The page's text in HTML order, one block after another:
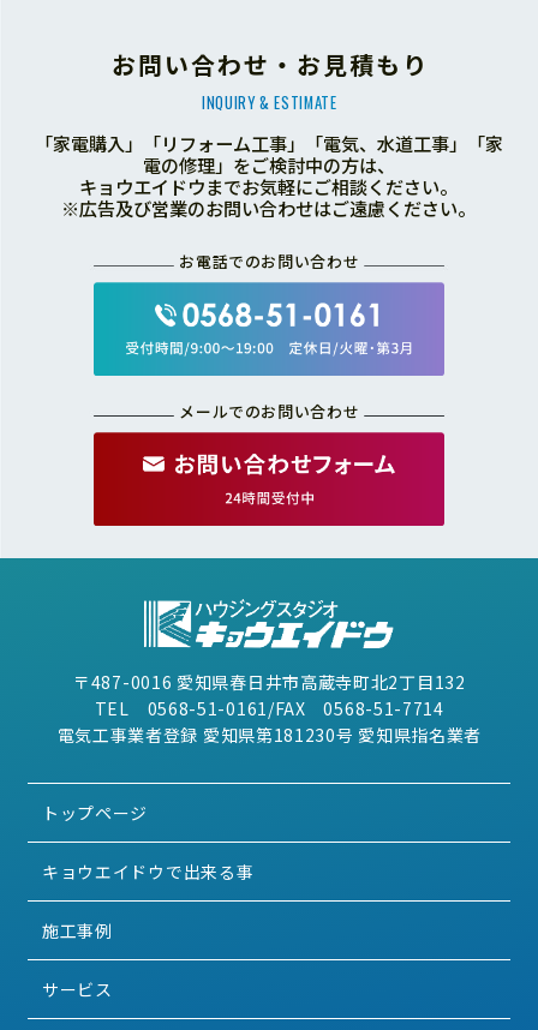
お問い合わせ・お見積もり
INQUIRY & ESTIMATE
「家電購入」「リフォーム工事」「電気、水道工事」「家
電の修理」をご検討中の方は、
キョウエイドウまでお気軽にご相談ください。
※広告及び営業のお問い合わせはご遠慮ください。
お電話でのお問い合わせ
メールでのお問い合わせ
〒487-0016 愛知県春日井市高蔵寺町北2丁目132
TEL 0568-51-0161/FAX 0568-51-7714
電気工事業者登録 愛知県第181230号 愛知県指名業者
トップページ
キョウエイドウで出来る事
施工事例
サービス